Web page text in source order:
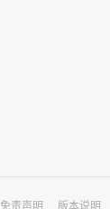
免责声明 版本说明